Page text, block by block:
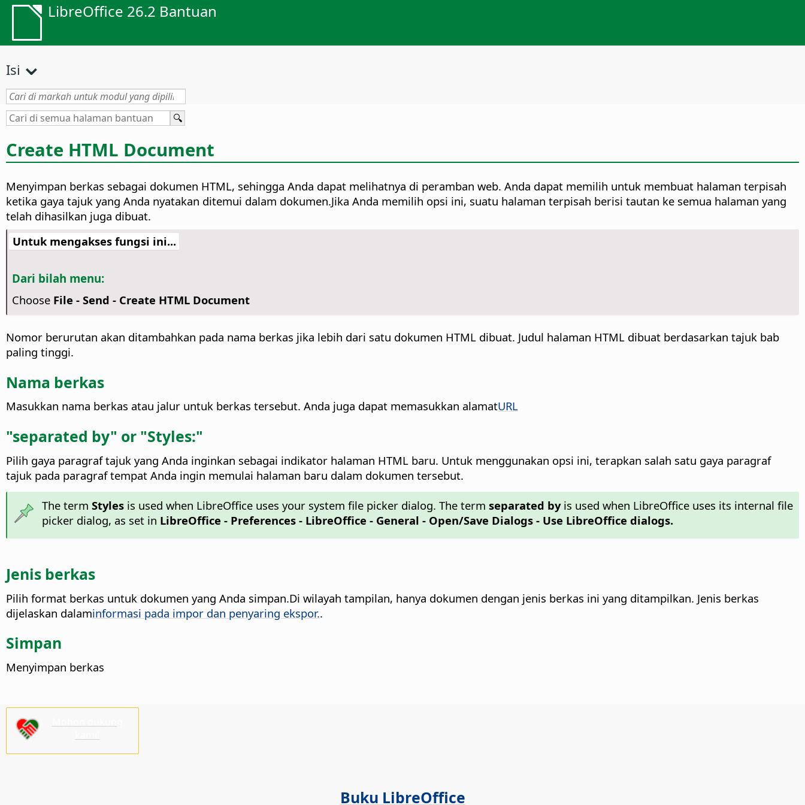
LibreOffice 26.2 Bantuan
Isi
Create HTML Document
Menyimpan berkas sebagai dokumen HTML, sehingga Anda dapat melihatnya di peramban web. Anda dapat memilih untuk membuat halaman terpisah
ketika gaya tajuk yang Anda nyatakan ditemui dalam dokumen.Jika Anda memilih opsi ini, suatu halaman terpisah berisi tautan ke semua halaman yang
telah dihasilkan juga dibuat.
Untuk mengakses fungsi ini...
Dari bilah menu:
Choose File - Send - Create HTML Document
Nomor berurutan akan ditambahkan pada nama berkas jika lebih dari satu dokumen HTML dibuat. Judul halaman HTML dibuat berdasarkan tajuk bab
paling tinggi.
Nama berkas
Masukkan nama berkas atau jalur untuk berkas tersebut. Anda juga dapat memasukkan alamatURL
"separated by" or "Styles:"
Pilih gaya paragraf tajuk yang Anda inginkan sebagai indikator halaman HTML baru. Untuk menggunakan opsi ini, terapkan salah satu gaya paragraf
tajuk pada paragraf tempat Anda ingin memulai halaman baru dalam dokumen tersebut.
The term Stylesis used when LibreOffice uses your system file picker dialog. The term separated byis used when LibreOffice uses its internal file
picker dialog, as set in LibreOffice - Preferences- LibreOffice - General - Open/Save Dialogs - Use LibreOffice dialogs.
Jenis berkas
Pilih format berkas untuk dokumen yang Anda simpan.Di wilayah tampilan, hanya dokumen dengan jenis berkas ini yang ditampilkan. Jenis berkas
dijelaskan dalaminformasi pada impor dan penyaring ekspor..
Simpan
Menyimpan berkas
Buku LibreOffice